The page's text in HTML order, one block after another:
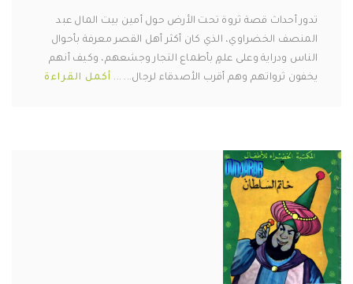
تدور أحداث قصة ثروة تحت الأرض حول أمين بيت المال عبد
المنصف الخضراوي، الذي كان أكثر أهل القصر معرفة بأحوال
الناس ودراية وعلى علمٍ بأطماع التجار وجشعهم، وكيف أنهم
يخفون ثرواتهم وهم أقرب الأصدقاء لرجال... ... أكمل القراءة